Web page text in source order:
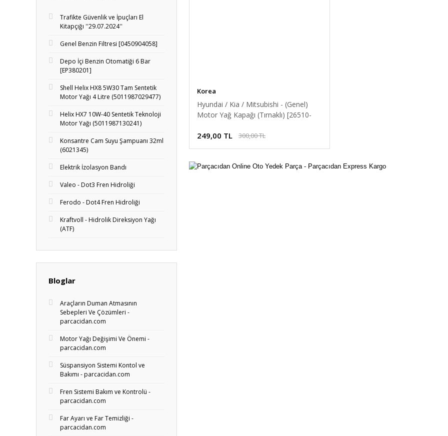
Trafikte Güvenlik ve İpuçları El
Kitapçığı ''29.07.2024''
Genel Benzin Filtresi [0450904058]
Depo İçi Benzin Otomatiği 6 Bar
[EP380201]
Shell Helix HX8 5W30 Tam Sentetik
Motor Yağı 4 Litre (5011987029477)
Helix HX7 10W-40 Sentetik Teknoloji
Motor Yağı (5011987130241)
Konsantre Cam Suyu Şampuanı 32ml
(6021345)
Elektrik İzolasyon Bandı
Valeo - Dot3 Fren Hidroliği
Ferodo - Dot4 Fren Hidroliği
Kraftvoll - Hidrolik Direksiyon Yağı
(ATF)
Bloglar
Araçların Duman Atmasının
Sebepleri Ve Çözümleri -
parcacidan.com
Motor Yağı Değişimi Ve Önemi -
parcacidan.com
Süspansiyon Sistemi Kontol ve
Bakımı - parcacidan.com
Fren Sistemi Bakım ve Kontrolü -
parcacidan.com
Far Ayarı ve Far Temizliği -
parcacidan.com
Korea
Hyundai / Kia / Mitsubishi - (Genel)
Motor Yağ Kapağı (Tırnaklı) [26510-
249,00 TL 300,00 TL